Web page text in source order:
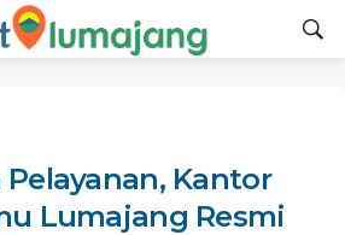
Kantor
Lumajang Resmi